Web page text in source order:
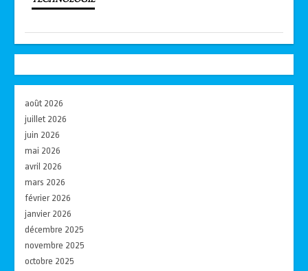
août 2026
juillet 2026
juin 2026
mai 2026
avril 2026
mars 2026
février 2026
janvier 2026
décembre 2025
novembre 2025
octobre 2025